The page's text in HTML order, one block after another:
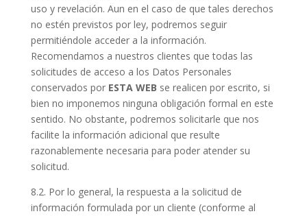
uso y revelación. Aun en el caso de que tales derechos
no estén previstos por ley, podremos seguir
permitiéndole acceder a la información.
Recomendamos a nuestros clientes que todas las
solicitudes de acceso a los Datos Personales
conservados por ESTA WEB se realicen por escrito, si
bien no imponemos ninguna obligación formal en este
sentido. No obstante, podremos solicitarle que nos
facilite la información adicional que resulte
razonablemente necesaria para poder atender su
solicitud.
8.2. Por lo general, la respuesta a la solicitud de
información formulada por un cliente (conforme al